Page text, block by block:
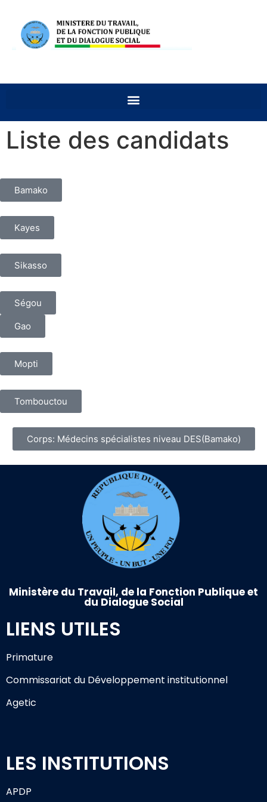
Liste des candidats
Bamako
Kayes
Sikasso
Ségou
Gao
Mopti
Tombouctou
Corps: Médecins spécialistes niveau DES(Bamako)
Ministère du Travail, de la Fonction Publique et
du Dialogue Social
LIENS UTILES
Primature
Commissariat du Développement institutionnel
Agetic
LES INSTITUTIONS
APDP